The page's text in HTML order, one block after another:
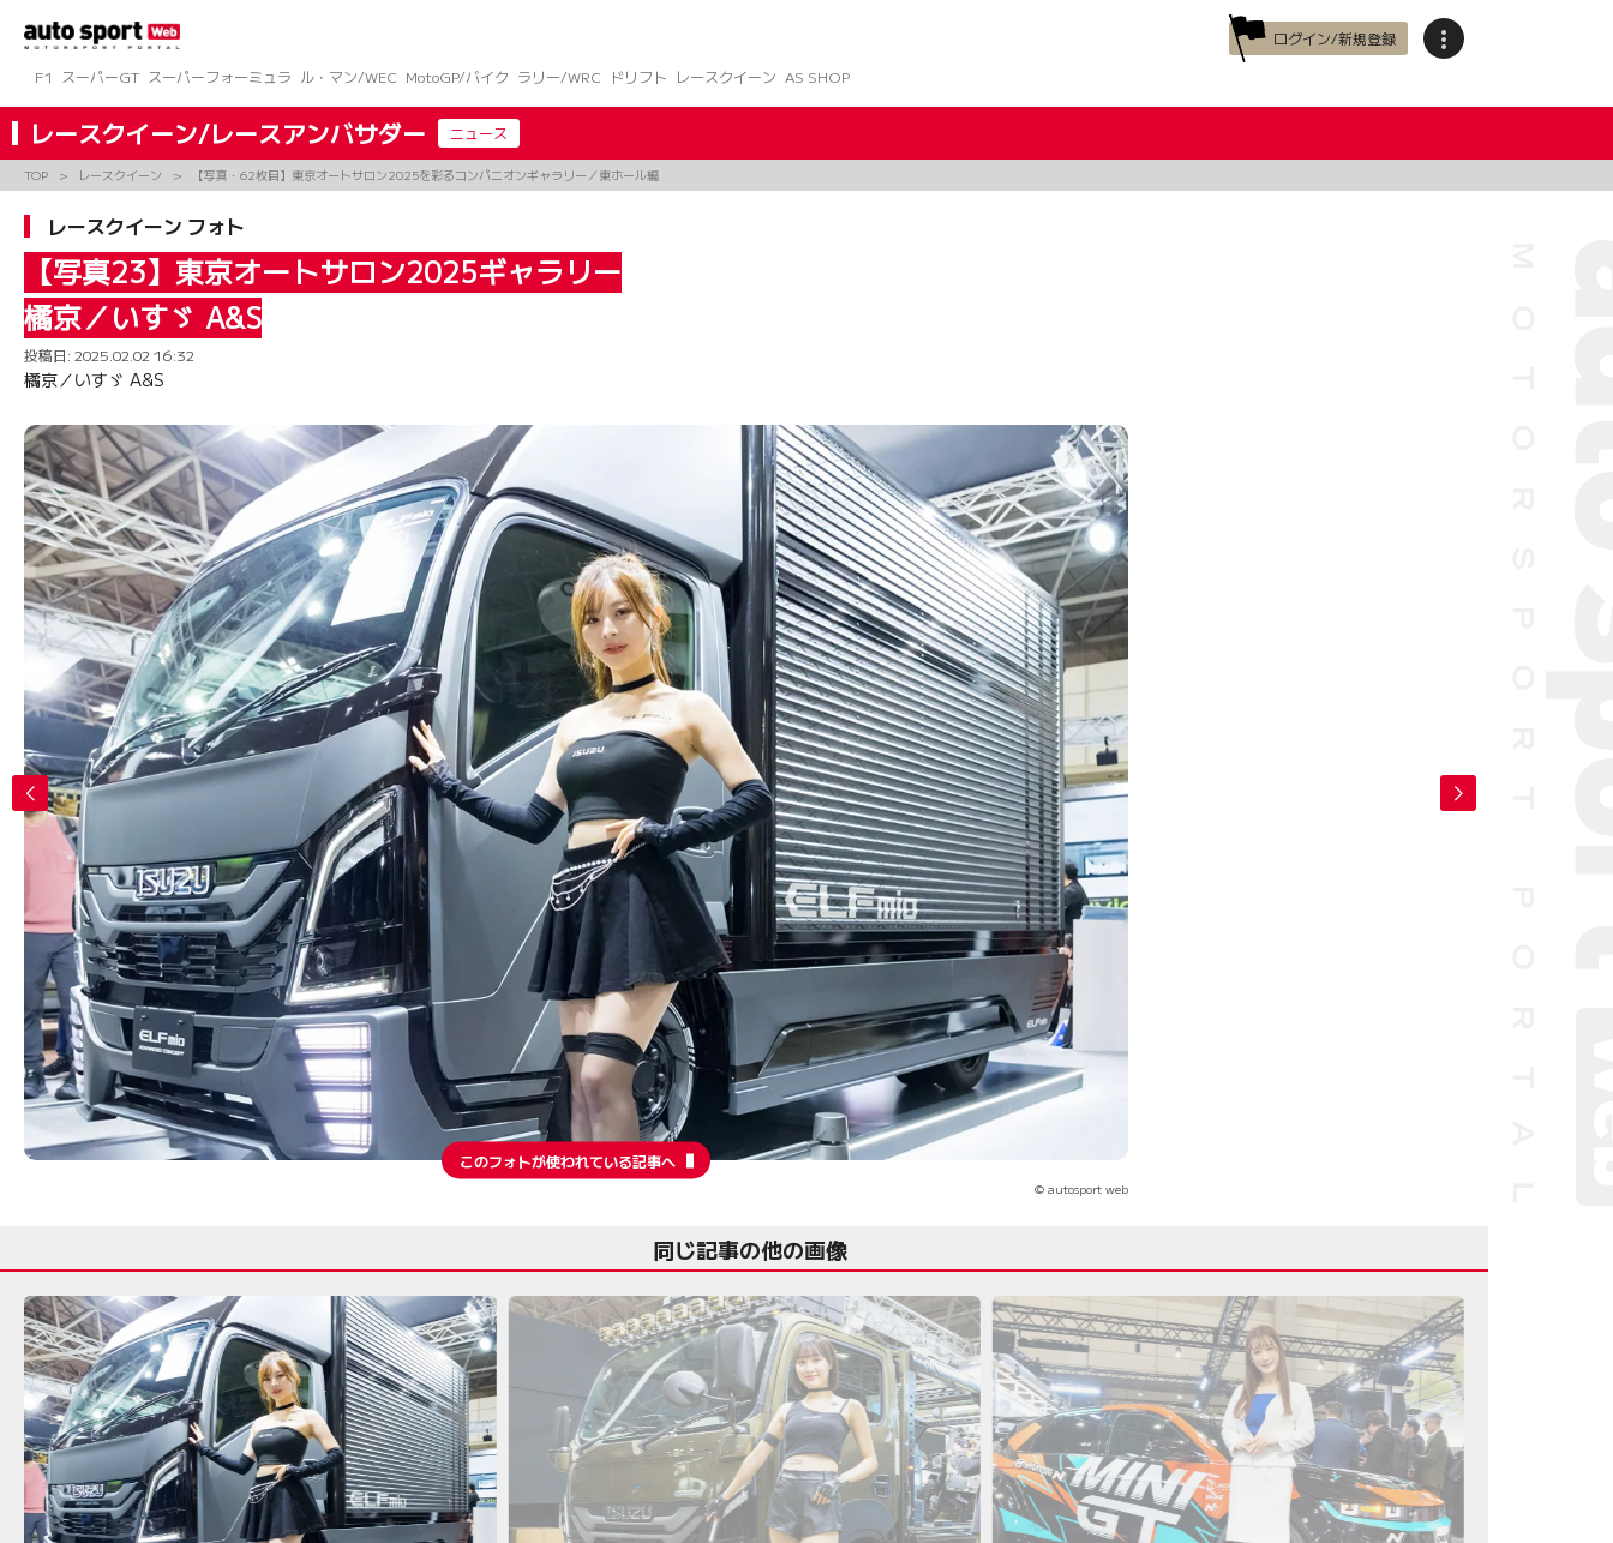
ツ
へ
ス
キ
ッ
ログイン/新規登録
F1
スーパーGT スーパーフォーミュラ ル・マン/WEC MotoGP/バイク ラリー/WRC ドリフト レースクイーン AS SHOP
レースクイーン/レースアンバサダー ニュース
TOP レースクイーン 【写真・62枚目】東京オートサロン2025を彩るコンパニオンギャラリー／東ホール編
レースクイーン フォト
【写真23】東京オートサロン2025ギャラリー
橘京／いすゞ A&S
投稿日: 2025.02.02 16:32
橘京／いすゞ A&S
このフォトが使われている記事へ
© autosport web
同じ記事の他の画像